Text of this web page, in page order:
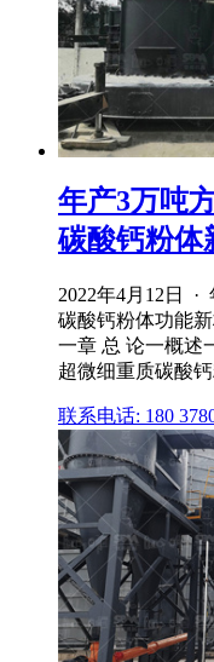
年产3万吨
碳酸钙粉体
2022年4月12日 ·
碳酸钙粉体功能
一章 总 论一概述
超微细重质碳酸
联系电话: 180